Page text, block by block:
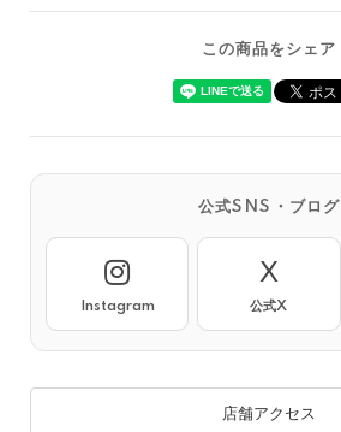
この商品をシェア
公式SNS・ブログ
Instagram
X
公式X
店舗アクセス